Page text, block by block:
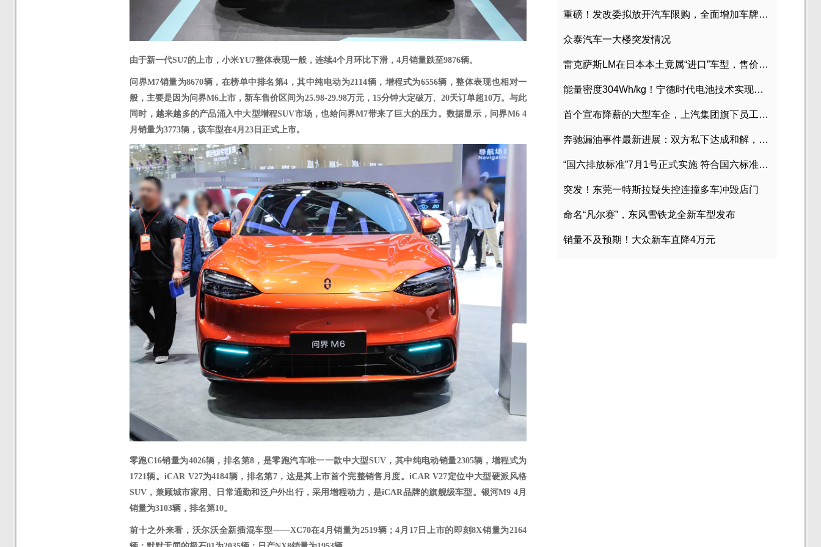
由于新一代SU7的上市，小米YU7整体表现一般，连续4个月环比下滑，4月销量跌至9876辆。
问界M7销量为8670辆，在榜单中排名第4 ，其中纯电动为2114辆，增程式为6556辆 ，整体表现也相对一
般，主要是因为问界M6上市，新车售价区间为25.98-29.98万元，15分钟大定破万、20天订单超10万。与此
同时，越来越多的产品涌入中大型增程SUV市场，也给问界M7带来了巨大的压力。数据显示，问界M6 4
月销量为3773辆，该车型在4月23日正式上市。
零跑C16销量为4026辆， 排名第8， 是零跑汽车唯一一款中大型SUV，其中纯电动销量2305辆，增程式为
1721辆。iCAR V27为4184辆，排名第7，这是其上市首个完整销售月度。iCAR V27定位中大型硬派风格
SUV，兼顾城市家用、日常通勤和泛户外出行，采用增程动力，是iCAR品牌的旗舰级车型。银河M9 4月
销量为3103辆，排名第10。
前十之外来看，沃尔沃全新插混车型——XC70在4月销量为2519辆；4月17日上市的即刻8X销量为2164
重磅！发改委拟放开汽车限购，全面增加车牌指标
众泰汽车一大楼突发情况
雷克萨斯LM在日本本土竟属“进口”车型，售价2580万日元
能量密度304Wh/kg！宁德时代电池技术实现突破
首个宣布降薪的大型车企，上汽集团旗下员工降薪文件曝光
奔驰漏油事件最新进展：双方私下达成和解，工商已介入调查
“国六排放标准”7月1号正式实施 符合国六标准车型目录一览
突发！东莞一特斯拉疑失控连撞多车冲毁店门
命名“凡尔赛”，东风雪铁龙全新车型发布
销量不及预期！大众新车直降4万元